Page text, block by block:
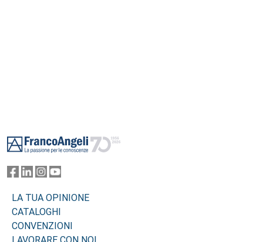
LA TUA OPINIONE
CATALOGHI
CONVENZIONI